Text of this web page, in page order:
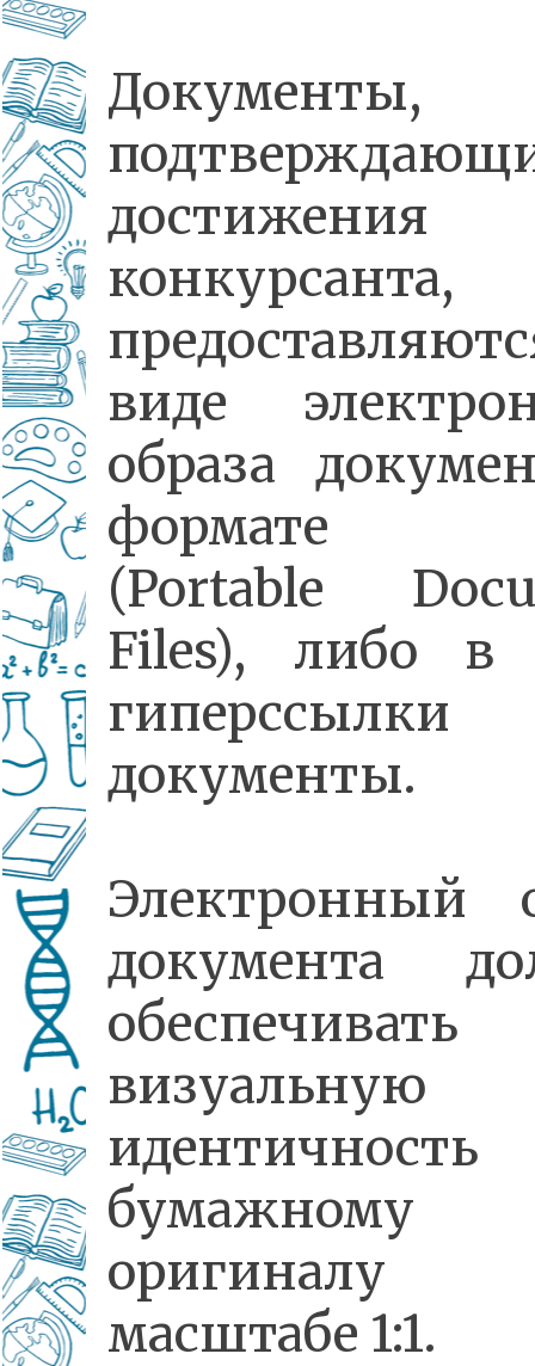
Документы,
достижения
конкурсанта,
виде
образа
формате
(Portable
Files), либо в
документы.
Электронный
документа
обеспечивать
визуальную
бумажному
масштабе 1:1.